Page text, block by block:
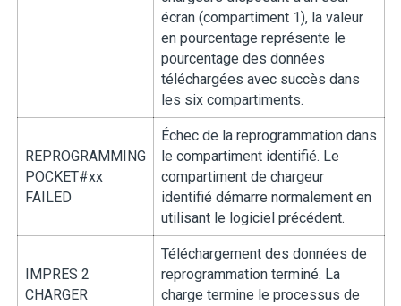
écran (compartiment 1), la valeur
en pourcentage représente le
pourcentage des données
téléchargées avec succès dans
les six compartiments.
REPROGRAMMING
POCKET#xx
FAILED
Échec de la reprogrammation dans
le compartiment identifié. Le
compartiment de chargeur
identifié démarre normalement en
utilisant le logiciel précédent.
IMPRES 2
CHARGER
Téléchargement des données de
reprogrammation terminé. La
charge termine le processus de